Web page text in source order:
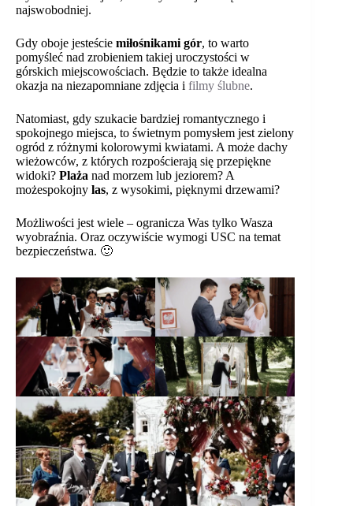
najswobodniej.
Gdy oboje jesteście miłośnikami gór, to warto
pomyśleć nad zrobieniem takiej uroczystości w
górskich miejscowościach. Będzie to także idealna
okazja na niezapomniane zdjęcia i filmy ślubne.
Natomiast, gdy szukacie bardziej romantycznego i
spokojnego miejsca, to świetnym pomysłem jest zielony
ogród z różnymi kolorowymi kwiatami. A może dachy
wieżowców, z których rozpościerają się przepiękne
widoki? Plaża nad morzem lub jeziorem? A
możespokojny las, z wysokimi, pięknymi drzewami?
Możliwości jest wiele – ogranicza Was tylko Wasza
wyobraźnia. Oraz oczywiście wymogi USC na temat
bezpieczeństwa. 🙂